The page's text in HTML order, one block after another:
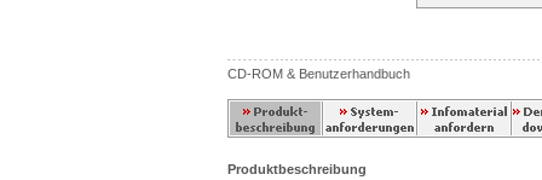
CD-ROM & Benutzerhandbuch
Produktbeschreibung